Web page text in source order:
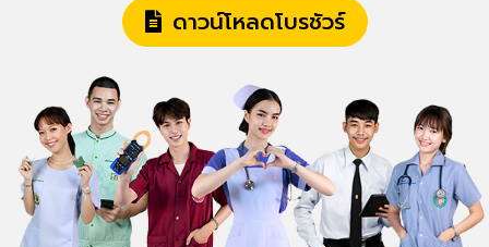
ดาวน์โหลดโบรชัวร์